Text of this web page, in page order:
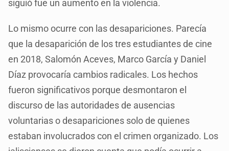
siguió fue un aumento en la violencia.
Lo mismo ocurre con las desapariciones. Parecía
que la desaparición de los tres estudiantes de cine
en 2018, Salomón Aceves, Marco García y Daniel
Díaz provocaría cambios radicales. Los hechos
fueron significativos porque desmontaron el
discurso de las autoridades de ausencias
voluntarias o desapariciones solo de quienes
estaban involucrados con el crimen organizado. Los